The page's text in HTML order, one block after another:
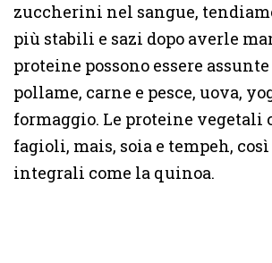
zuccherini nel sangue,
più stabili e sazi dopo averle
proteine possono essere
pollame, carne e pesce, uova,
formaggio. Le proteine vegetali
fagioli, mais, soia e tempeh,
integrali come la quinoa.